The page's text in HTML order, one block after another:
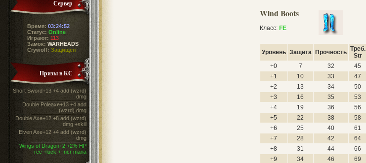
Сервер
Время: 03:24:52
Статус: Online
Играют: 113
Замок: WARHEADS
Crywolf: Защищен
Призы в КС
Short Sword+13 +4 add (wzrd)
dmg
Double Poleaxe+13 +4 add
(wzrd) dmg
Double Axe+12 +8 add (wzrd)
dmg +skill
Elven Axe+12 +4 add (wzrd)
dmg
Wings of Dragon+2 +2% HP
rec +luck + Incr mana
Wind Boots
Класс: FE
Уровень Защита Прочность Треб.
Str
+0
7 32 45
+1
10 33 47
+2
13 34 50
+3
16 35 53
+4
19 36 56
+5
22 38 58
+6
25 40 61
+7
28 42 64
+8
31 44 66
+9
34 46 69